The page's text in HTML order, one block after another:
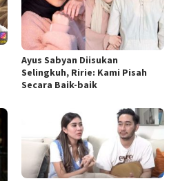
Ayus Sabyan Diisukan
Selingkuh, Ririe: Kami Pisah
Secara Baik-baik